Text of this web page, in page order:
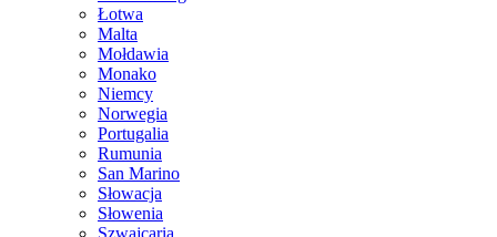
Łotwa
Malta
Mołdawia
Monako
Niemcy
Norwegia
Portugalia
Rumunia
San Marino
Słowacja
Słowenia
Szwajcaria